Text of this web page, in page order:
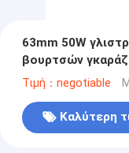
63mm 50W
βουρτσών
Τιμή：negotiable
Καλύτερη